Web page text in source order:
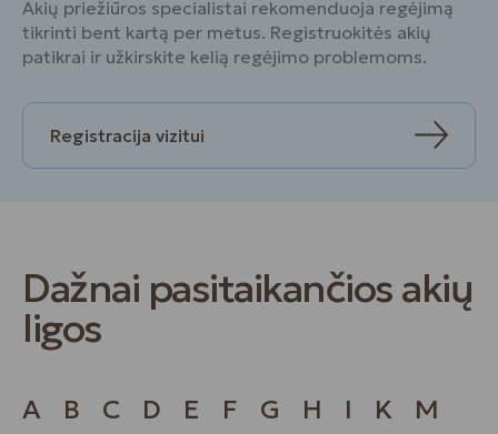
Akių priežiūros specialistai rekomenduoja regėjimą
tikrinti bent kartą per metus. Registruokitės akių
patikrai ir užkirskite kelią regėjimo problemoms.
Registracija vizitui
Dažnai pasitaikančios akių
ligos
A B C D E F G H I K
M